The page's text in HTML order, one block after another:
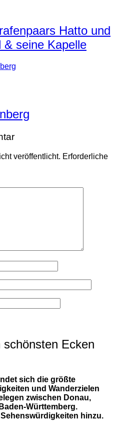
Hatto und
& seine Kapelle
veröffentlicht. Erforderliche
Ecken
sich die größte
und Wanderzielen
zwischen Donau,
Württemberg.
hinzu.